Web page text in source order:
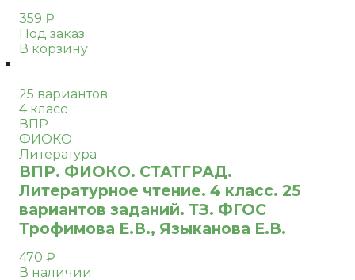
359 ₽
Под заказ
В корзину
25 вариантов
4 класс
ВПР
ФИОКО
Литература
ВПР. ФИОКО. СТАТГРАД.
Литературное чтение. 4 класс. 25
вариантов заданий. ТЗ. ФГОС
Трофимова Е.В., Языканова Е.В.
470 ₽
В наличии